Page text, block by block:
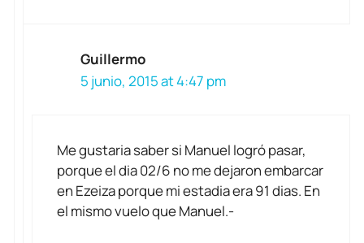
Guillermo
5 junio, 2015 at 4:47 pm
Me gustaria saber si Manuel logró pasar,
porque el dia 02/6 no me dejaron embarcar
en Ezeiza porque mi estadia era 91 dias. En
el mismo vuelo que Manuel.-